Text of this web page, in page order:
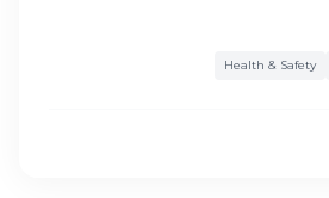
Health & Safety